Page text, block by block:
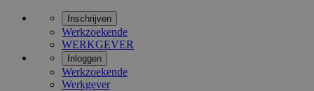
Inschrijven
Werkzoekende
WERKGEVER
Inloggen
Werkzoekende
Werkgever